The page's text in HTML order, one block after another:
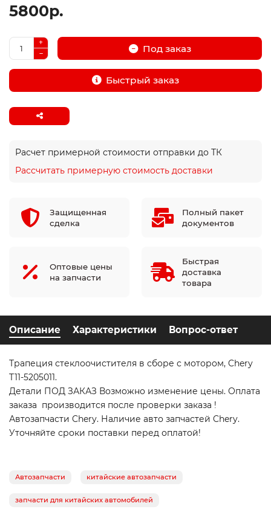
5800р.
Под заказ
Быстрый заказ
Расчет примерной стоимости отправки до ТК
Рассчитать примерную стоимость доставки
Защищенная
сделка
Полный пакет
документов
Оптовые цены
на запчасти
Быстрая
доставка
товара
Описание Характеристики Вопрос-ответ
Трапеция стеклоочистителя в сборе с мотором, Chery
T11-5205011.
Детали ПОД ЗАКАЗ Возможно изменение цены. Оплата
заказа производится после проверки заказа !
Автозапчасти Chery. Наличие авто запчастей Chery.
Уточняйте сроки поставки перед оплатой!
Автозапчасти китайские автозапчасти
запчасти для китайских автомобилей